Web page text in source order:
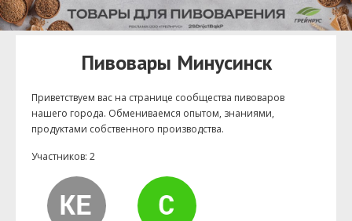
Пивовары Минусинск
Приветствуем ваc на странице сообщества пивоваров
нашего города. Обмениваемся опытом, знаниями,
продуктами собственного производства.
Участников: 2